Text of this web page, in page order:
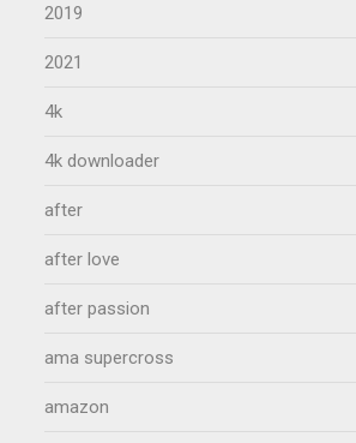
2019
2021
4k
4k downloader
after
after love
after passion
ama supercross
amazon